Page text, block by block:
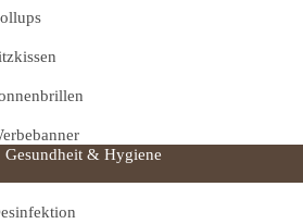
Gesundheit & Hygiene